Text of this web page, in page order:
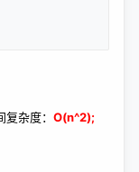
杂度： O(n^2);